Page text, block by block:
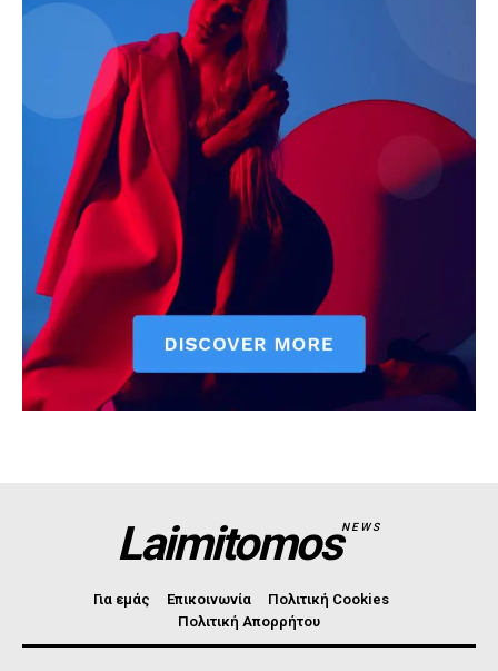
LaimitomosNEWS
Για εμάς Επικοινωνία
Πολιτική Cookies
Πολιτική Απορρήτου